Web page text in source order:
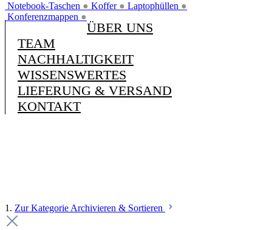
Notebook-Taschen ● Koffer ● Laptophüllen ●
Konferenzmappen ●
ÜBER UNS
TEAM
NACHHALTIGKEIT
WISSENSWERTES
LIEFERUNG & VERSAND
KONTAKT
1. Zur Kategorie Archivieren & Sortieren